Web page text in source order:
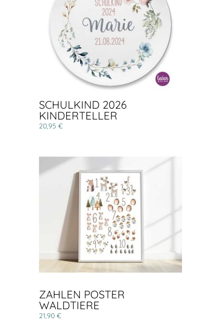
SCHULKIND 2026
KINDERTELLER
20,95 €
ZAHLEN POSTER
WALDTIERE
21,90 €